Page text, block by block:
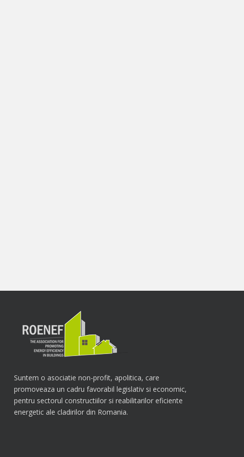
Suntem o asociatie non-profit, apolitica, care
promoveaza un cadru favorabil legislativ si economic,
pentru sectorul constructiilor si reabilitarilor eficiente
energetic ale cladirilor din Romania.